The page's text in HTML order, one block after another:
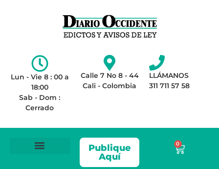
Lun - Vie 8 : 00 a
18:00
Sab - Dom :
Cerrado
Calle 7 No 8 - 44
Cali - Colombia
LLÁMANOS
311 711 57 58
Publique
Aquí
0